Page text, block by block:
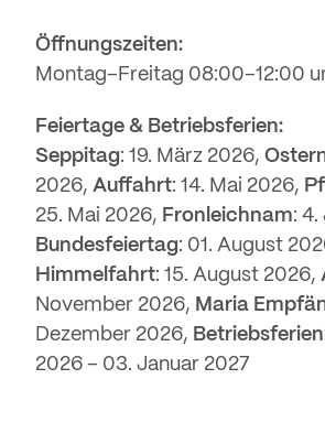
Öffnungszeiten:
Montag–Freitag 08:00–12:00
Feiertage & Betriebsferien:
Seppitag: 19. März 2026,
2026, Auffahrt: 14. Mai 2026,
25. Mai 2026, Fronleichnam: 4.
Bundesfeiertag: 01. August
Himmelfahrt: 15. August 2026,
November 2026, Maria
Dezember 2026, Betriebsferien
2026 – 03. Januar 2027